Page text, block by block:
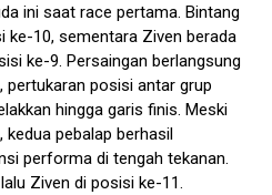
ini saat race pertama. Bintang
ke-10, sementara Ziven berada
ke-9. Persaingan berlangsung
pertukaran posisi antar grup
hingga garis finis. Meski
kedua pebalap berhasil
performa di tengah tekanan.
Ziven di posisi ke-11.